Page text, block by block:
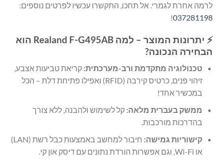
לרמה אחרת לגמרי. אל תחכו, התקשרו עכשיו לפרטים נוספים:
037281198
!
⚡ יתרונות המוצר – למה Realand F-G495AB הוא
הבחירה הנכונה?
טכנולוגיה מתקדמת ורב-מערכתית: קריאת טביעות אצבע,
זיהוי פנים, כרטיס קירבה (RFID) ואפילו פתיחת דלת – הכל
במכשיר אחד!
ממשק בעברית מלאה: קל לשימוש ולהבנה, ללא צורך
בהדרכות מורכבות.
קישוריות גמישה:
חיבור למחשב באמצעות כבל רשת (LAN)
או Wi-Fi, וגם אפשרות הורדת נתונים עם דיסק און קי.